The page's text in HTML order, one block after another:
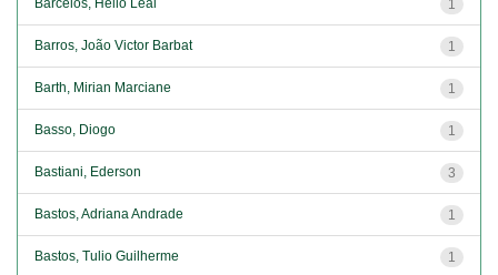
1
Barros, João Victor Barbat 1
Barth, Mirian Marciane 1
Basso, Diogo 1
Bastiani, Ederson 3
Bastos, Adriana Andrade 1
Bastos, Tulio Guilherme 1